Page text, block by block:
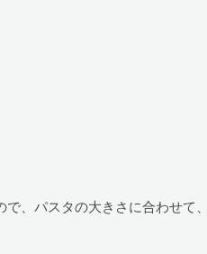
、パスタの大きさに合わせて